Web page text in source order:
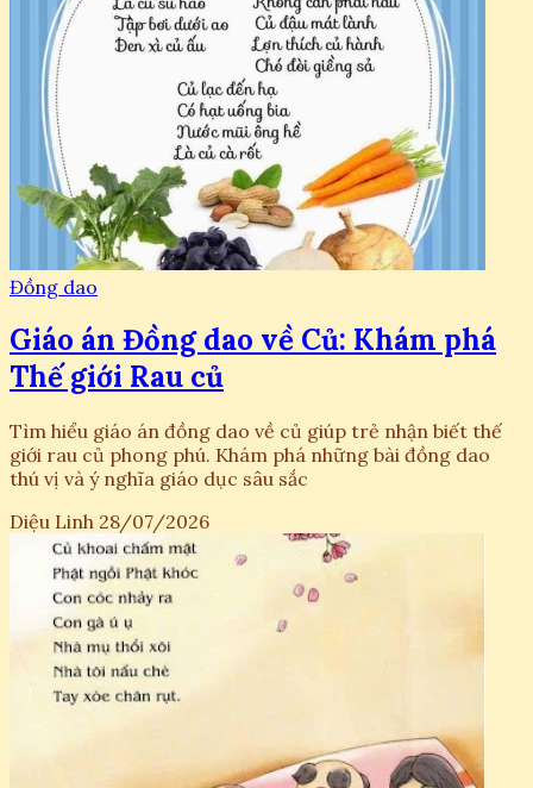
Đồng dao
Giáo án Đồng dao về Củ: Khám phá
Thế giới Rau củ
Tìm hiểu giáo án đồng dao về củ giúp trẻ nhận biết thế
giới rau củ phong phú. Khám phá những bài đồng dao
thú vị và ý nghĩa giáo dục sâu sắc
Diệu Linh 28/07/2026